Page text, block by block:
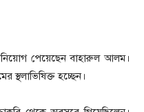
পেয়েছেন বাহারুল আলম।
স্থলাভিষিক্ত হচ্ছেন।